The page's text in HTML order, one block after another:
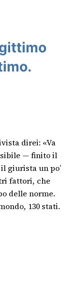
direi: «Va
— finito il
giurista un po’
fattori, che
delle norme.
130 stati.